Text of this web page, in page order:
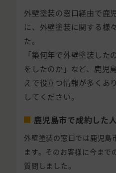
外壁塗装の窓口経由で鹿
に、外壁塗装に関する様
た。
「築何年で外壁塗装した
をしたのか」など、鹿児
えで役立つ情報が多くあ
してください。
鹿児島市で成約した
外壁塗装の窓口では鹿児島
ます。そのお客様に今まで
質問しました。